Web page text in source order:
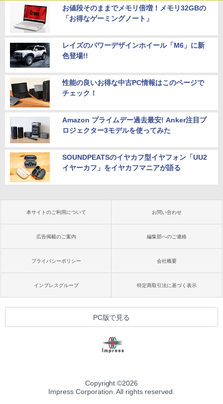
お値段そのままでメモリ倍増！メモリ32GBの
「お得なゲーミングノート」
レイズのパワーデザインホイール「M6」に新
色登場!!
性能の良いお得な中古PC情報はこのページで
チェック！
Amazon プライムデー過去最安! Anker注目プ
ロジェクター3モデルを使ってみた
SOUNDPEATSのイヤカフ型イヤフォン「UU2
イヤーカフ」をイヤカフマニアが語る
本サイトのご利用について お問い合わせ
広告掲載のご案内 編集部へのご連絡
プライバシーポリシー 会社概要
インプレスグループ 特定商取引法に基づく表示
PC版で見る
Copyright ©2026
Impress Corporation. All rights reserved.